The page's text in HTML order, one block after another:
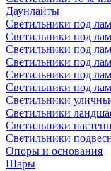
Даунлайты
Светильники под
Светильники под
Светильники под
Светильники под
Светильники под
Светильники под
Светильники
Светильники
Светильники
Светильники
Опоры и основания
Шары